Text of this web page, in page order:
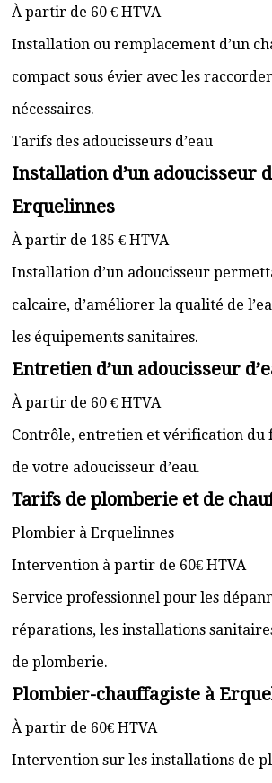
À partir de 60 € HTVA
Installation ou remplacement d’un
compact sous évier avec les
nécessaires.
Tarifs des adoucisseurs d’eau
Installation d’un adoucisseur
Erquelinnes
À partir de 185 € HTVA
Installation d’un adoucisseur
calcaire, d’améliorer la qualité de
les équipements sanitaires.
Entretien d’un adoucisseur
À partir de 60 € HTVA
Contrôle, entretien et vérification du
de votre adoucisseur d’eau.
Tarifs de plomberie et de
Plombier à Erquelinnes
Intervention à partir de 60€ HTVA
Service professionnel pour les
réparations, les installations
de plomberie.
Plombier-chauffagiste à
À partir de 60€ HTVA
Intervention sur les installations de